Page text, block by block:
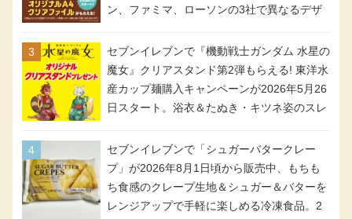
ン、ファミマ、ローソンの3社で異なるデザ
セブンイレブンで『機動戦士ガンダム 水星の
魔女』クリアスタンド第2弾もらえる! 東洋水
産カップ麺購入キャンペーンが2026年5月26
日スタート。浴衣＆たぬき・キツネ姿のスレ
号・5号) / シャディクが全6種のクリアスタ
ンドになって登場!
セブンイレブンで「シュガーバタークレー
プ」が2026年8月1日頃から販売中、もちも
ち食感のクレープ生地＆シュガー＆バターを
レンジアップで手軽に楽しめる冷凍食品。2